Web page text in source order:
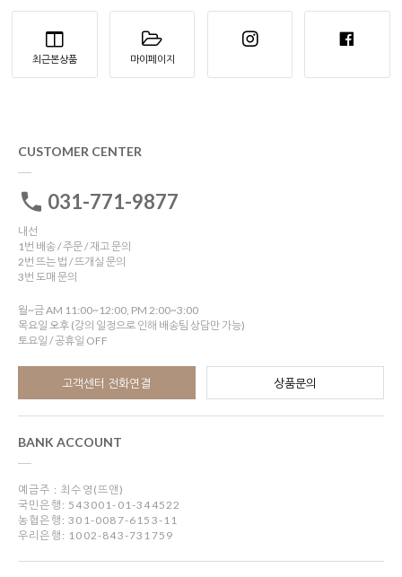
최근본상품 마이페이지
CUSTOMER CENTER
031-771-9877
내선
1번 배송 / 주문 / 재고 문의
2번 뜨는 법 / 뜨개실 문의
3번 도매 문의
월~금 AM 11:00~12:00, PM 2:00~3:00
목요일 오후 (강의 일정으로 인해 배송팀 상담만 가능)
토요일 / 공휴일 OFF
고객센터 전화연결 상품문의
BANK ACCOUNT
예금주 : 최수영(뜨앤)
국민은행: 543001-01-344522
농협은행: 301-0087-6153-11
우리은행: 1002-843-731759